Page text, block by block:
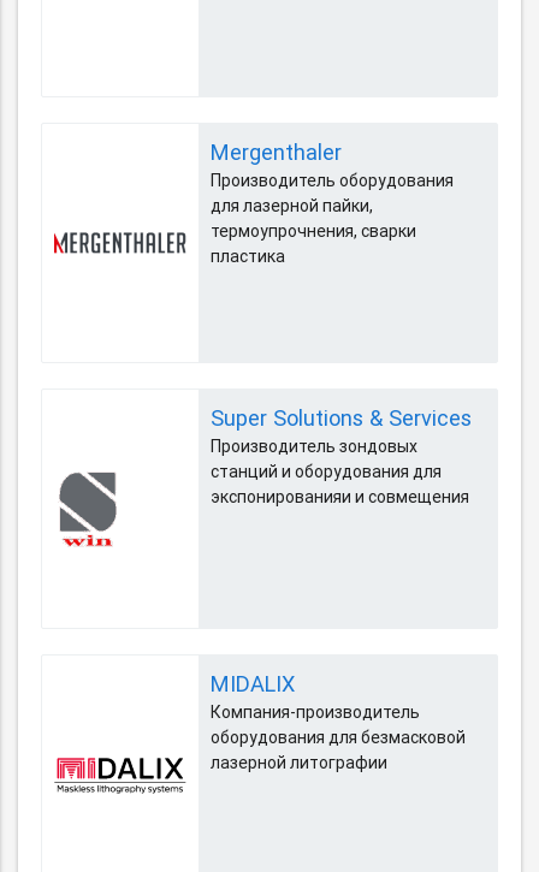
Mergenthaler
Производитель оборудования
для лазерной пайки,
термоупрочнения, сварки
пластика
Super Solutions & Services
Производитель зондовых
станций и оборудования для
экспонированияи и совмещения
MIDALIX
Компания-производитель
оборудования для безмасковой
лазерной литографии